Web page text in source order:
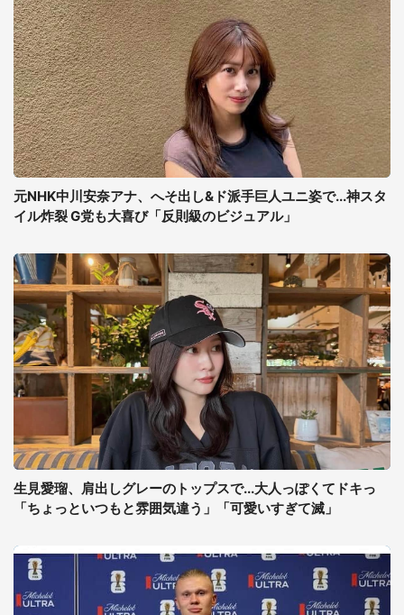
元NHK中川安奈アナ、へそ出し&ド派手巨人ユニ姿で...神スタ
イル炸裂 G党も大喜び「反則級のビジュアル」
生見愛瑠、肩出しグレーのトップスで...大人っぽくてドキっ
「ちょっといつもと雰囲気違う」「可愛いすぎて滅」